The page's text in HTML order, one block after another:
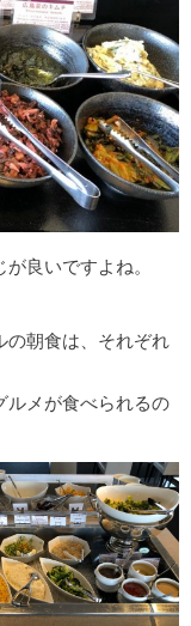
良いですよね。
の朝食は、それぞれ
ルメが食べられるの